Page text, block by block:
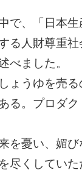
、「日本
人財尊重
べました。
うゆを売
。プロダ
憂い、媚
くしていた